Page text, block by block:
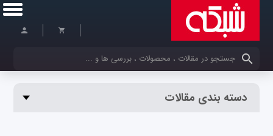
کلمات کلیدی خود را وارد کنید
دسته بندی مقالات